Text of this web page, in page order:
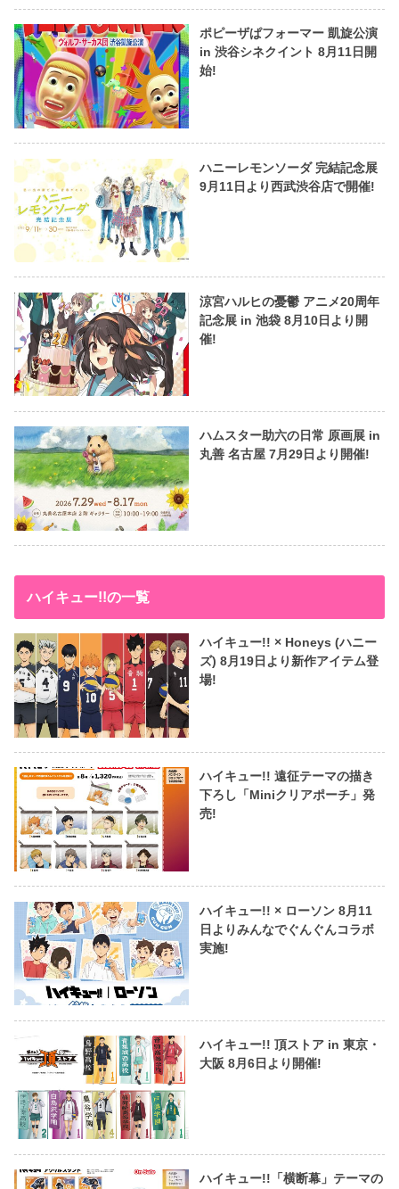
ポピーザぱフォーマー 凱旋公演
in 渋谷シネクイント 8月11日開
始!
ハニーレモンソーダ 完結記念展
9月11日より西武渋谷店で開催!
涼宮ハルヒの憂鬱 アニメ20周年
記念展 in 池袋 8月10日より開
催!
ハムスター助六の日常 原画展 in
丸善 名古屋 7月29日より開催!
ハイキュー!!の一覧
ハイキュー!! × Honeys (ハニー
ズ) 8月19日より新作アイテム登
場!
ハイキュー!! 遠征テーマの描き
下ろし「Miniクリアポーチ」発
売!
ハイキュー!! × ローソン 8月11
日よりみんなでぐんぐんコラボ
実施!
ハイキュー!! 頂ストア in 東京・
大阪 8月6日より開催!
ハイキュー!!「横断幕」テーマの